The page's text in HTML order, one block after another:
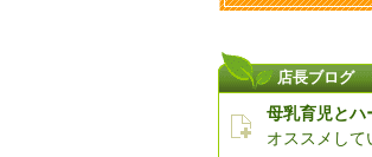
店長ブログ
母乳育児とハ
オススメして